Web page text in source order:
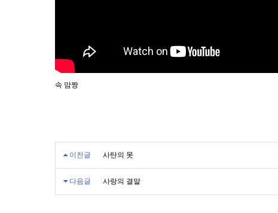
속 맘짱
이전글 사탄의 못
다음글 사랑의 결말